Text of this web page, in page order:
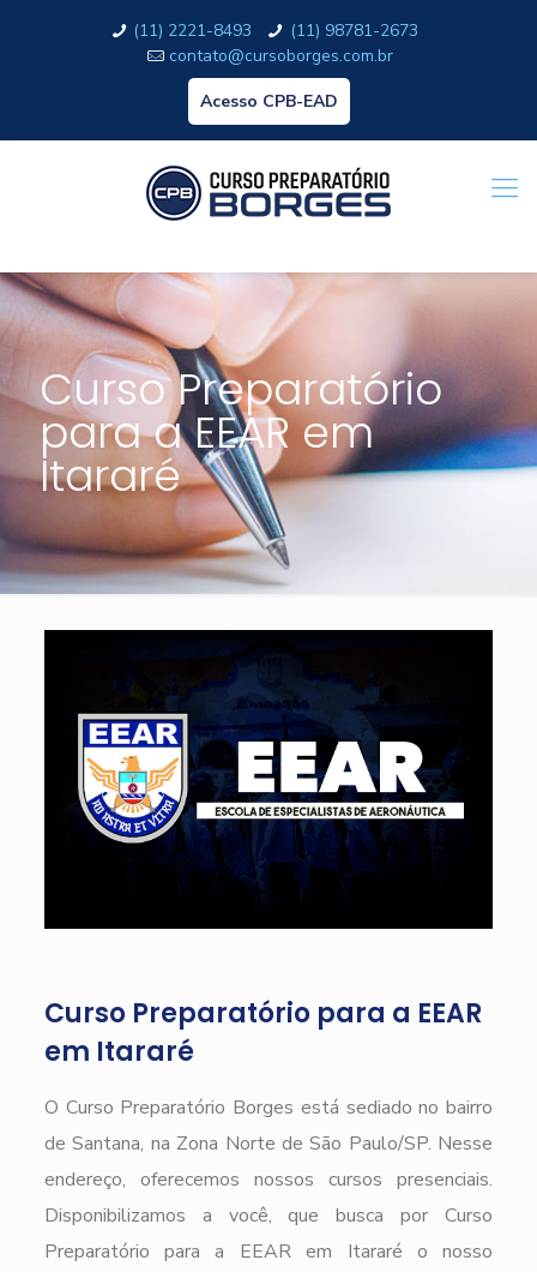
(11) 2221-8493
(11) 98781-2673
contato@cursoborges.com.br
Acesso CPB-EAD
Curso Preparatório
para a EEAR em
Itararé
Curso Preparatório para a EEAR
em Itararé
O Curso Preparatório Borges está sediado no bairro
de Santana, na Zona Norte de São Paulo/SP. Nesse
endereço, oferecemos nossos cursos presenciais.
Disponibilizamos a você, que busca por Curso
Preparatório para a EEAR em Itararé o nosso